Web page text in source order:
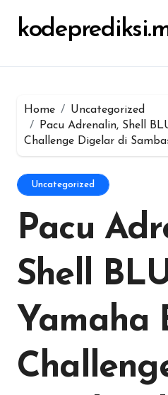
content
Home
Uncategorized
Pacu Adrenalin, Shell
Challenge Digelar di
Uncategorized
Pacu
Shell
Yamaha
untuk: